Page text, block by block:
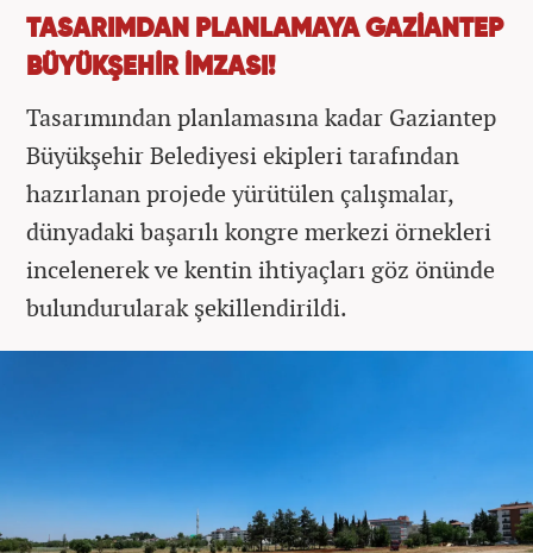
TASARIMDAN PLANLAMAYA GAZİANTEP
BÜYÜKŞEHİR İMZASI!
Tasarımından planlamasına kadar Gaziantep
Büyükşehir Belediyesi ekipleri tarafından
hazırlanan projede yürütülen çalışmalar,
dünyadaki başarılı kongre merkezi örnekleri
incelenerek ve kentin ihtiyaçları göz önünde
bulundurularak şekillendirildi.